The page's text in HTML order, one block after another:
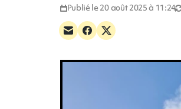
Publié le 20 août 2025 à 11:24